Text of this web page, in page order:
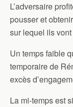
L’adversaire
pousser et
sur lequel ils
Un temps faible
temporaire de
excès
La mi-temps est